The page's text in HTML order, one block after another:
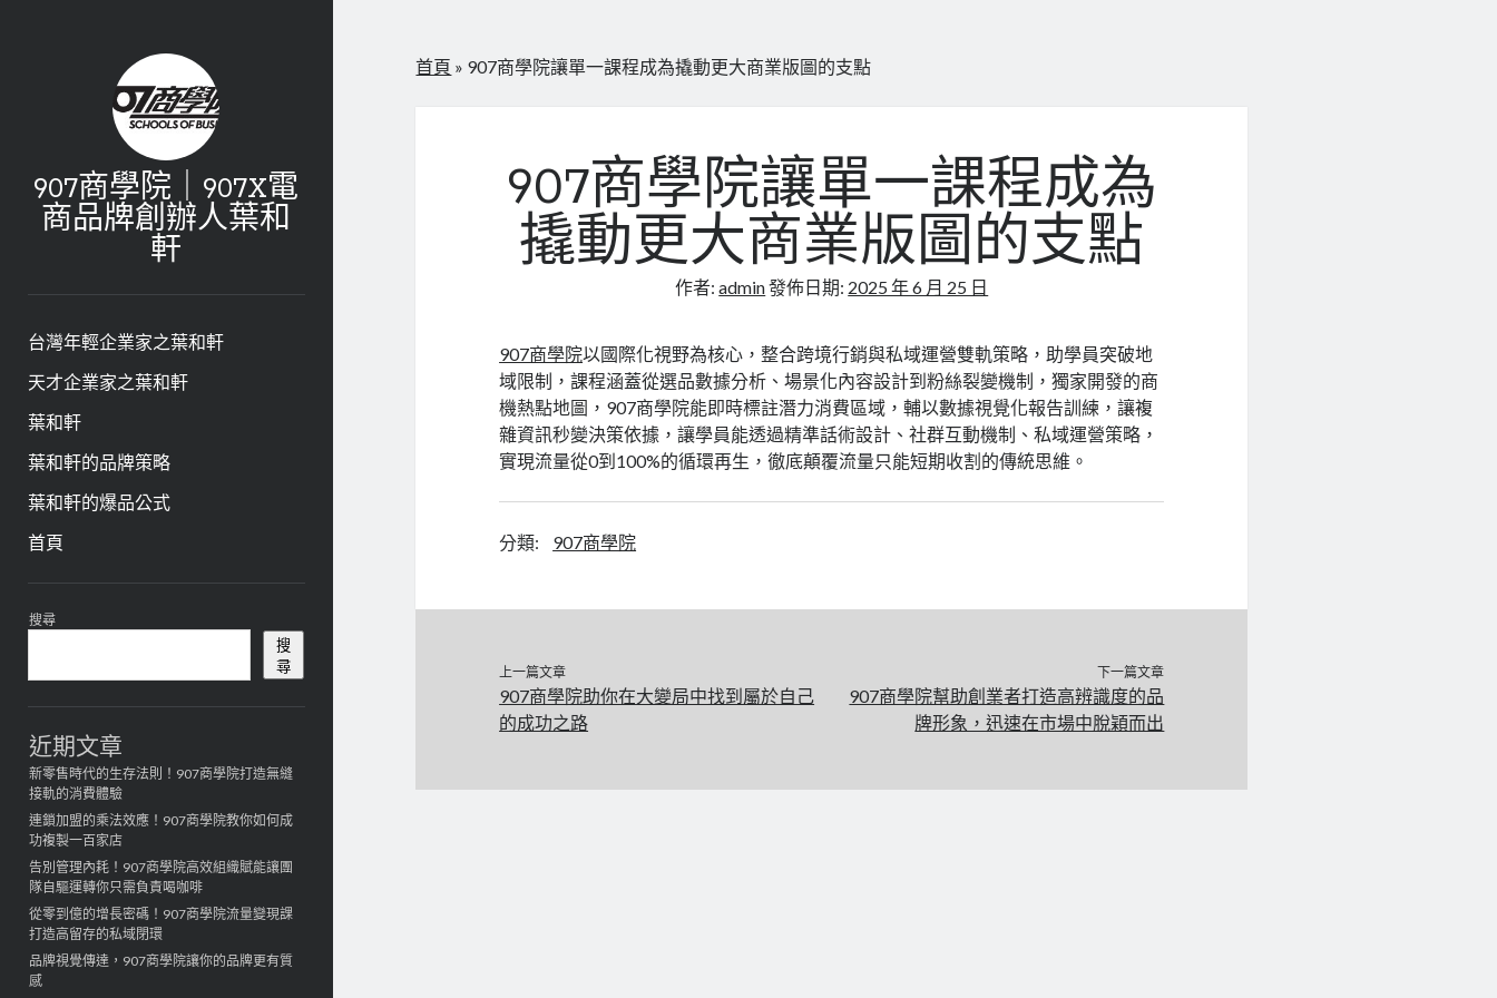
907商學院｜907X電
商品牌創辦人葉和
軒
台灣年輕企業家之葉和軒
天才企業家之葉和軒
葉和軒
葉和軒的品牌策略
葉和軒的爆品公式
首頁
資
訊
欄
搜尋
搜
尋
近期文章
新零售時代的生存法則！907商學院打造無縫
接軌的消費體驗
連鎖加盟的乘法效應！907商學院教你如何成
功複製一百家店
告別管理內耗！907商學院高效組織賦能讓團
隊自驅運轉你只需負責喝咖啡
從零到億的增長密碼！907商學院流量變現課
打造高留存的私域閉環
品牌視覺傳達，907商學院讓你的品牌更有質
感
首頁 » 907商學院讓單一課程成為撬動更大商業版圖的支點
907商學院讓單一課程成為
撬動更大商業版圖的支點
作者:admin發佈日期: 2025 年 6 月 25 日
907商學院以國際化視野為核心，整合跨境行銷與私域運營雙軌策略，助學員突破地
域限制，課程涵蓋從選品數據分析、場景化內容設計到粉絲裂變機制，獨家開發的商
機熱點地圖，907商學院能即時標註潛力消費區域，輔以數據視覺化報告訓練，讓複
雜資訊秒變決策依據，讓學員能透過精準話術設計、社群互動機制、私域運營策略，
實現流量從0到100%的循環再生，徹底顛覆流量只能短期收割的傳統思維。
分類: 907商學院
上一篇文章
907商學院助你在大變局中找到屬於自己
的成功之路
下一篇文章
907商學院幫助創業者打造高辨識度的品
牌形象，迅速在市場中脫穎而出